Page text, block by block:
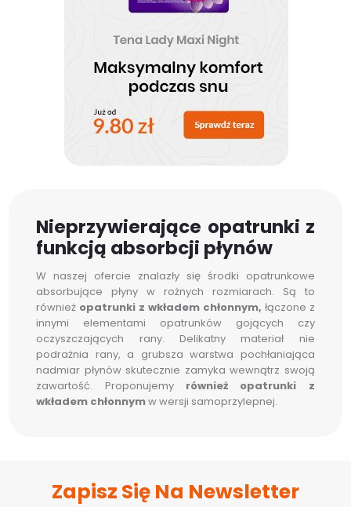
Nieprzywierające opatrunki z
funkcją absorbcji płynów
W naszej ofercie znalazły się środki opatrunkowe
absorbujące płyny w rożnych rozmiarach. Są to
również opatrunki z wkładem chłonnym, łączone z
innymi elementami opatrunków gojących czy
oczyszczających rany. Delikatny materiał nie
podrażnia rany, a grubsza warstwa pochłaniająca
nadmiar płynów skutecznie zamyka wewnątrz swoją
zawartość. Proponujemy również opatrunki z
wkładem chłonnymw wersji samoprzylepnej.
Zapisz Się Na Newsletter